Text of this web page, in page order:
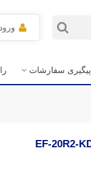
پیگیری سفارشات